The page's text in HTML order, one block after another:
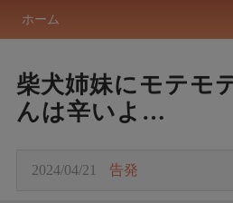
ホーム
柴犬姉妹にモテモ
んは辛いよ…
2024/04/21 告発